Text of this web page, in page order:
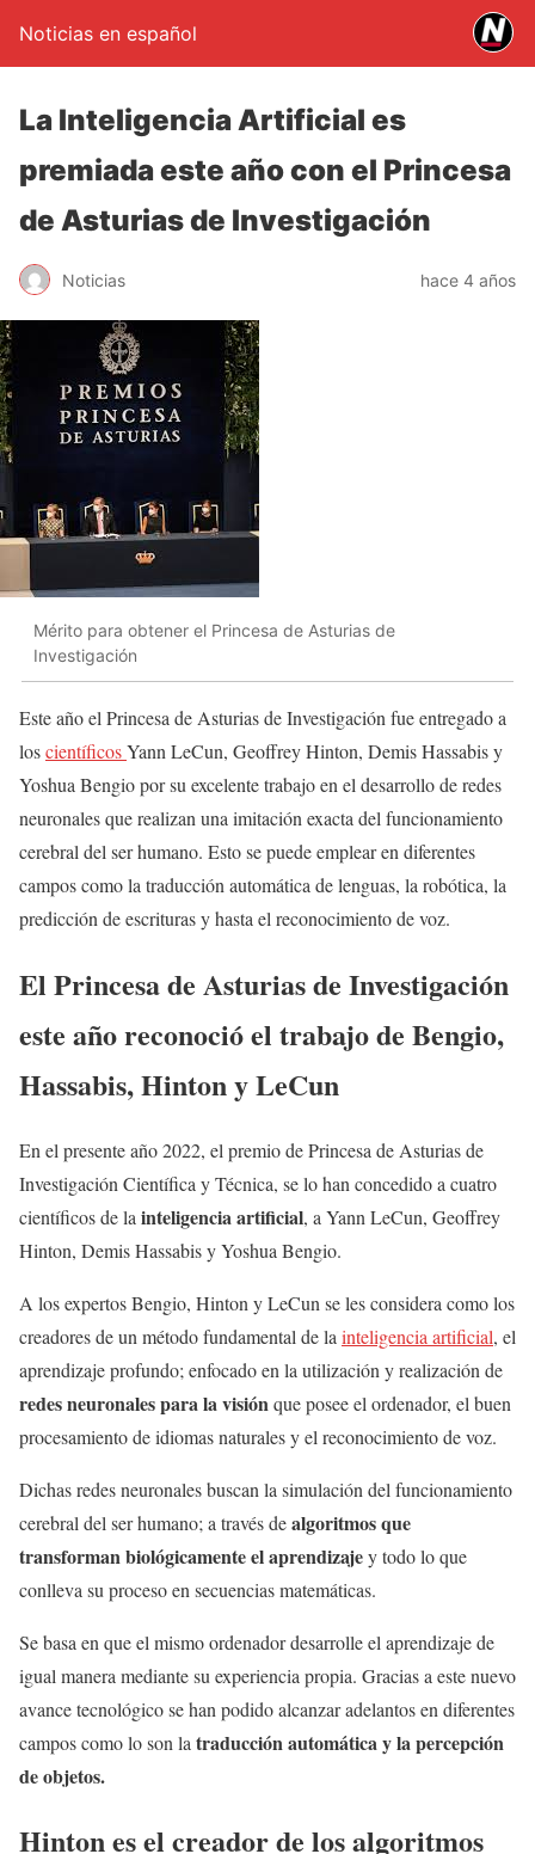
Noticias en español
La Inteligencia Artificial es
premiada este año con el Princesa
de Asturias de Investigación
Noticias hace 4 años
Mérito para obtener el Princesa de Asturias de
Investigación
Este año el Princesa de Asturias de Investigación fue entregado a
loscientíficosYann LeCun, Geoffrey Hinton, Demis Hassabis y
Yoshua Bengio por su excelente trabajo en el desarrollo de redes
neuronales que realizan una imitación exacta del funcionamiento
cerebral del ser humano. Esto se puede emplear en diferentes
campos como la traducción automática de lenguas, la robótica, la
predicción de escrituras y hasta el reconocimiento de voz.
El Princesa de Asturias de Investigación
este año reconoció el trabajo de Bengio,
Hassabis, Hinton y LeCun
En el presente año 2022, el premio de Princesa de Asturias de
Investigación Científica y Técnica, se lo han concedido a cuatro
científicos de la inteligencia artificial, a Yann LeCun, Geoffrey
Hinton, Demis Hassabis y Yoshua Bengio.
A los expertos Bengio, Hinton y LeCun se les considera como los
creadores de un método fundamental de la inteligencia artificial, el
aprendizaje profundo; enfocado en la utilización y realización de
redes neuronales para la visión que posee el ordenador, el buen
procesamiento de idiomas naturales y el reconocimiento de voz.
Dichas redes neuronales buscan la simulación del funcionamiento
cerebral del ser humano; a través dealgoritmos que
transforman biológicamente el aprendizajey todo lo que
conlleva su proceso en secuencias matemáticas.
Se basa en que el mismo ordenador desarrolle el aprendizaje de
igual manera mediante su experiencia propia. Gracias a este nuevo
avance tecnológico se han podido alcanzar adelantos en diferentes
campos como lo son la traducción automática y la percepción
de objetos.
Hinton es el creador de los algoritmos